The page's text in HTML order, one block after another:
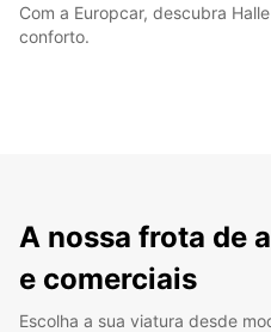
Com a Europcar, descubra
conforto.
A nossa frota de
e comerciais
Escolha a sua viatura desde